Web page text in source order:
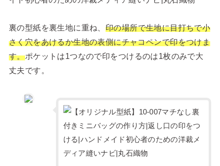
裏の型紙を裏生地に重ね、 印の場所で生地に目打ちで小
さく穴をあけるか生地の表側にチャコペンで印をつけま
す。ポケットは1つなので印をつけるのは1枚のみで大
丈夫です。